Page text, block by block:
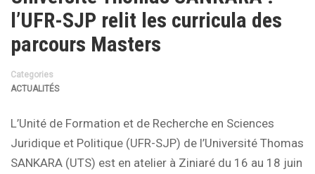
l’UFR-SJP relit les curricula des
parcours Masters
Categories
ACTUALITÉS
L’Unité de Formation et de Recherche en Sciences
Juridique et Politique (UFR-SJP) de l’Université Thomas
SANKARA (UTS) est en atelier à Ziniaré du 16 au 18 juin